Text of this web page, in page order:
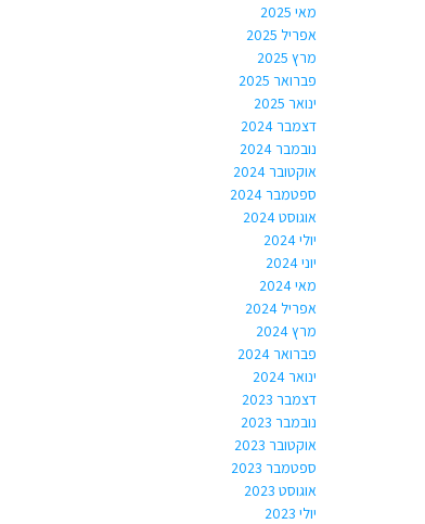
מאי 2025
אפריל 2025
מרץ 2025
פברואר 2025
ינואר 2025
דצמבר 2024
נובמבר 2024
אוקטובר 2024
ספטמבר 2024
אוגוסט 2024
יולי 2024
יוני 2024
מאי 2024
אפריל 2024
מרץ 2024
פברואר 2024
ינואר 2024
דצמבר 2023
נובמבר 2023
אוקטובר 2023
ספטמבר 2023
אוגוסט 2023
יולי 2023